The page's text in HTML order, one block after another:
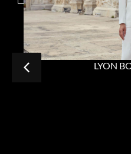
LYON